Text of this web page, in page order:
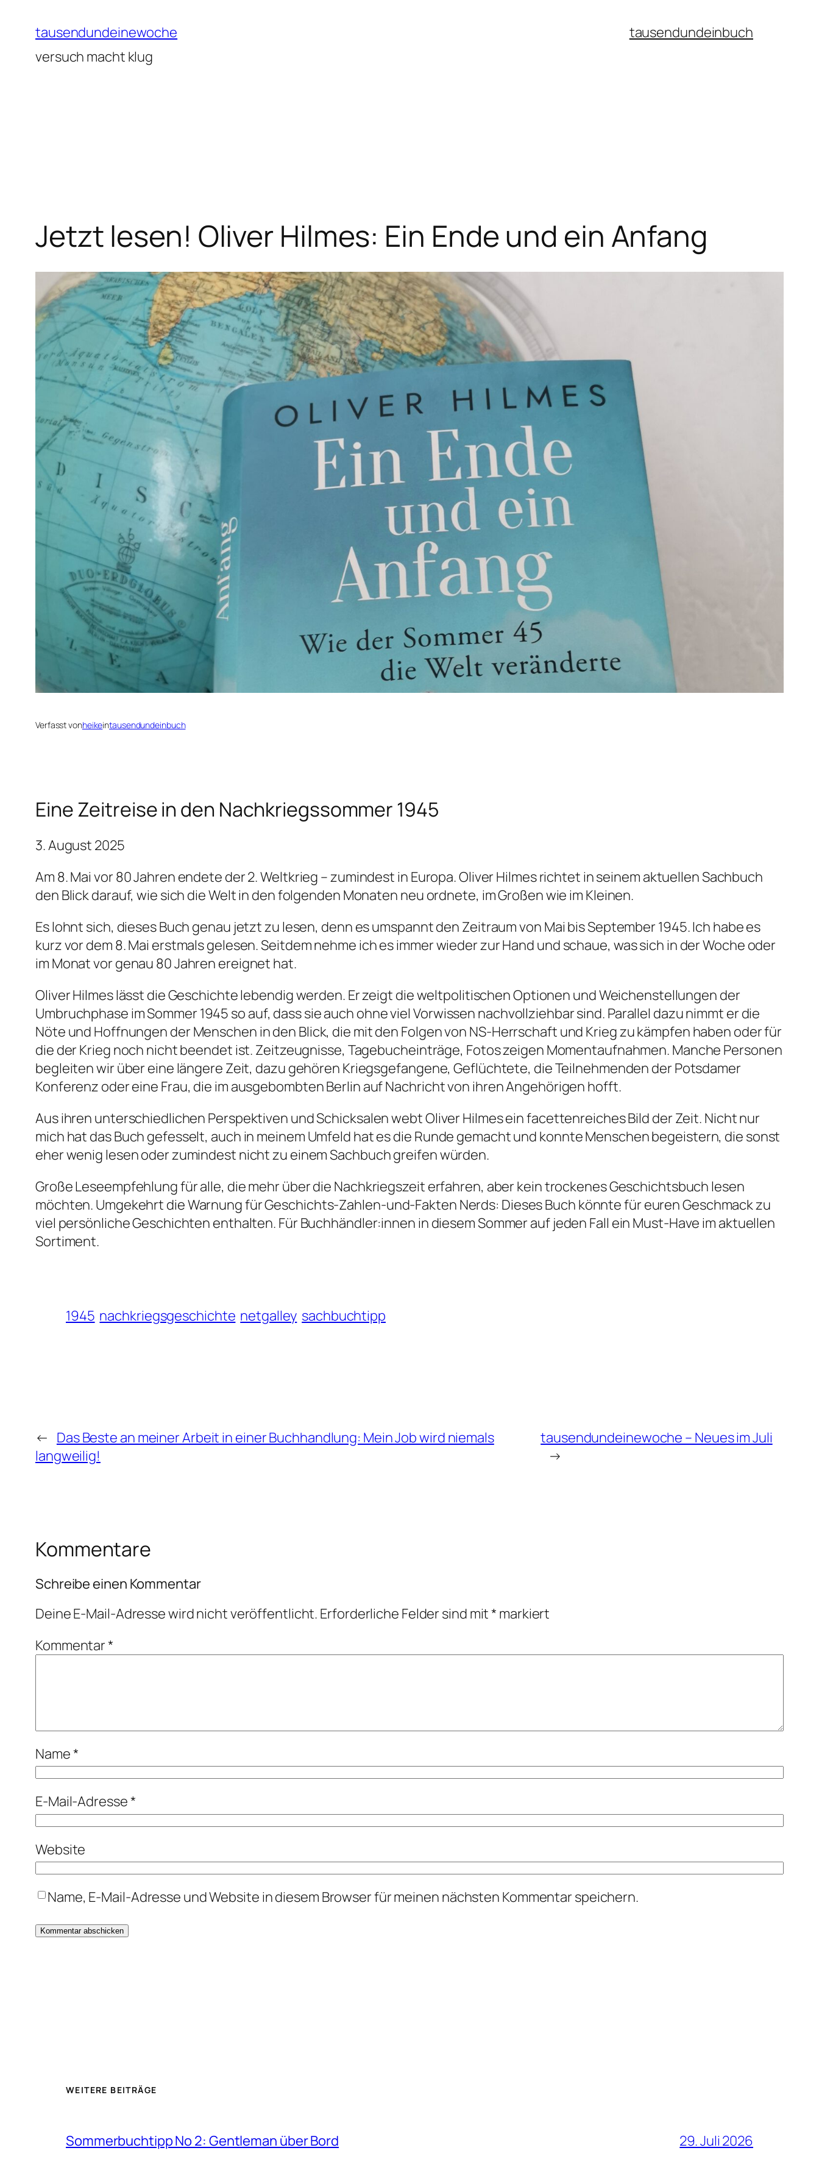
Inhalt
springen
tausendundeinewoche
versuch macht klug
tausendundeinbuch
Jetzt lesen! Oliver Hilmes: Ein Ende und ein Anfang
Verfasst vonheikeintausendundeinbuch
Eine Zeitreise in den Nachkriegssommer 1945
3. August 2025
Am 8. Mai vor 80 Jahren endete der 2. Weltkrieg – zumindest in Europa. Oliver Hilmes richtet in seinem aktuellen Sachbuch
den Blick darauf, wie sich die Welt in den folgenden Monaten neu ordnete, im Großen wie im Kleinen.
Es lohnt sich, dieses Buch genau jetzt zu lesen, denn es umspannt den Zeitraum von Mai bis September 1945. Ich habe es
kurz vor dem 8. Mai erstmals gelesen. Seitdem nehme ich es immer wieder zur Hand und schaue, was sich in der Woche oder
im Monat vor genau 80 Jahren ereignet hat.
Oliver Hilmes lässt die Geschichte lebendig werden. Er zeigt die weltpolitischen Optionen und Weichenstellungen der
Umbruchphase im Sommer 1945 so auf, dass sie auch ohne viel Vorwissen nachvollziehbar sind. Parallel dazu nimmt er die
Nöte und Hoffnungen der Menschen in den Blick, die mit den Folgen von NS-Herrschaft und Krieg zu kämpfen haben oder für
die der Krieg noch nicht beendet ist. Zeitzeugnisse, Tagebucheinträge, Fotos zeigen Momentaufnahmen. Manche Personen
begleiten wir über eine längere Zeit, dazu gehören Kriegsgefangene, Geflüchtete, die Teilnehmenden der Potsdamer
Konferenz oder eine Frau, die im ausgebombten Berlin auf Nachricht von ihren Angehörigen hofft.
Aus ihren unterschiedlichen Perspektiven und Schicksalen webt Oliver Hilmes ein facettenreiches Bild der Zeit. Nicht nur
mich hat das Buch gefesselt, auch in meinem Umfeld hat es die Runde gemacht und konnte Menschen begeistern, die sonst
eher wenig lesen oder zumindest nicht zu einem Sachbuch greifen würden.
Große Leseempfehlung für alle, die mehr über die Nachkriegszeit erfahren, aber kein trockenes Geschichtsbuch lesen
möchten. Umgekehrt die Warnung für Geschichts-Zahlen-und-Fakten Nerds: Dieses Buch könnte für euren Geschmack zu
viel persönliche Geschichten enthalten. Für Buchhändler:innen in diesem Sommer auf jeden Fall ein Must-Have im aktuellen
Sortiment.
1945 nachkriegsgeschichte netgalley sachbuchtipp
← Das Beste an meiner Arbeit in einer Buchhandlung: Mein Job wird niemals
langweilig!
tausendundeinewoche – Neues im Juli
→
Kommentare
Schreibe einen Kommentar
Deine E-Mail-Adresse wird nicht veröffentlicht. Erforderliche Felder sind mit* markiert
Kommentar*
Name*
E-Mail-Adresse*
Website
Name, E-Mail-Adresse und Website in diesem Browser für meinen nächsten Kommentar speichern.
WEITERE BEITRÄGE
Sommerbuchtipp No 2: Gentleman über Bord 29. Juli 2026